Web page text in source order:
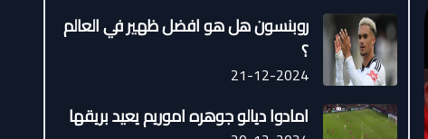
روبنسون هل هو افضل ظهير في العالم
؟
21-12-2024
امادوا ديالو جوهره اموريم يعيد بريقها